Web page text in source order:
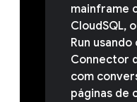
mainframe
CloudSQL,
Run
Connector
com
páginas de